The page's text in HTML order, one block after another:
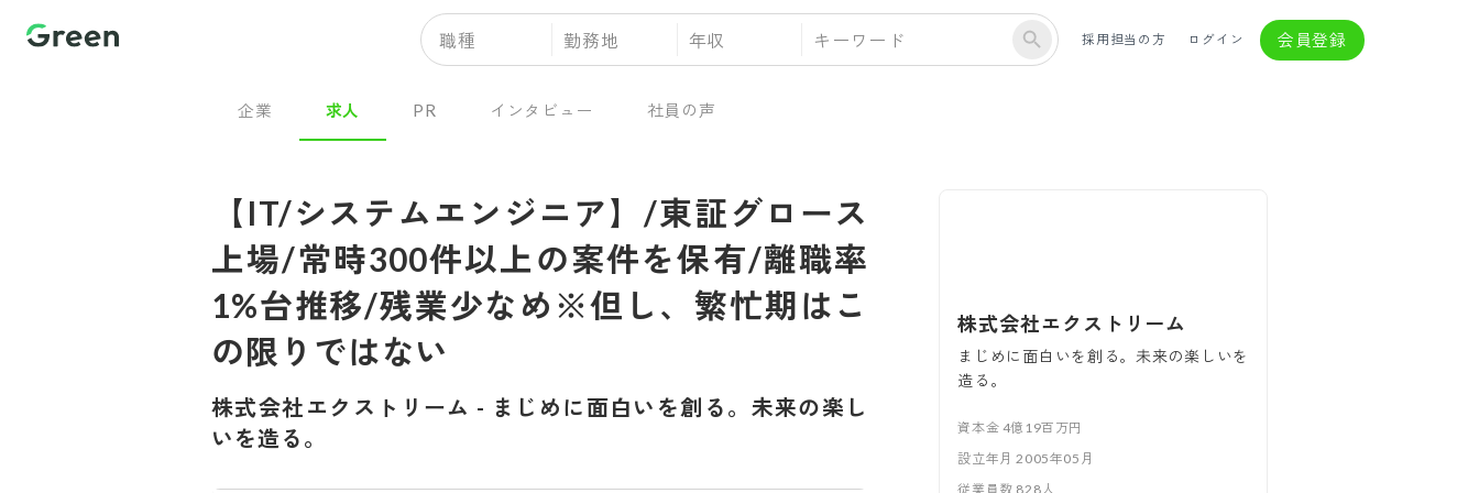
職種 勤務地 年収 採用担当の方 ログイン 会員登録
企業 求人 PR インタビュー 社員の声
【IT/システムエンジニア】/東証グロース
上場/常時300件以上の案件を保有/離職率
1%台推移/残業少なめ※但し、繁忙期はこ
の限りではない
株式会社エクストリーム - まじめに面白いを創る。未来の楽し
いを造る。
株式会社エクストリーム
まじめに面白いを創る。未来の楽しいを
造る。
資本金 4億19百万円
設立年月 2005年05月
従業員数 828 人